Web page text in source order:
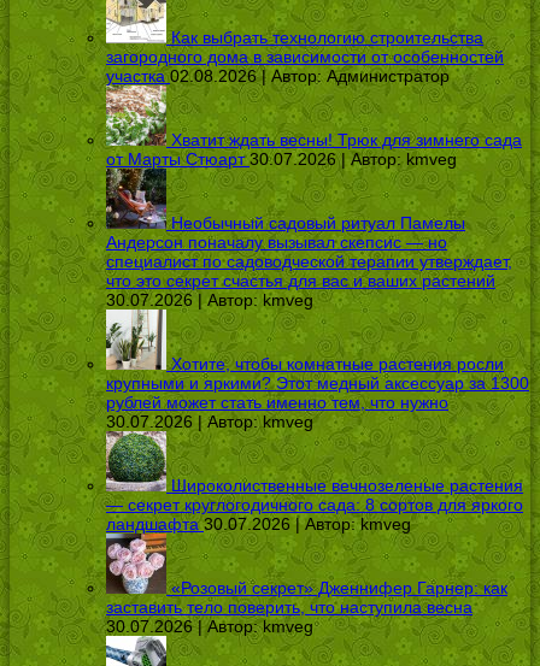
Как выбрать технологию строительства
загородного дома в зависимости от особенностей
участка 02.08.2026 | Автор:Администратор
Хватит ждать весны! Трюк для зимнего сада
от Марты Стюарт 30.07.2026 | Автор: kmveg
Необычный садовый ритуал Памелы
Андерсон поначалу вызывал скепсис — но
специалист по садоводческой терапии утверждает,
что это секрет счастья для вас и ваших растений
30.07.2026 | Автор: kmveg
Хотите, чтобы комнатные растения росли
крупными и яркими? Этот медный аксессуар за 1300
рублей может стать именно тем, что нужно
30.07.2026 | Автор:kmveg
Широколиственные вечнозеленые растения
— секрет круглогодичного сада: 8 сортов для яркого
ландшафта 30.07.2026 | Автор:kmveg
«Розовый секрет» Дженнифер Гарнер: как
заставить тело поверить, что наступила весна
30.07.2026 | Автор:kmveg